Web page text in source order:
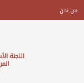
contentمن نحن
اللجنة